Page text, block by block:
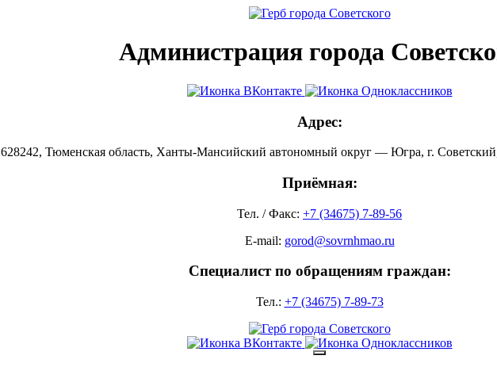
Администрация города
Адрес:
628242, Тюменская область, Ханты-Мансийский автономный округ — Югра, г.
Приёмная:
Тел. / Факс: +7 (34675) 7-89-56
E-mail: gorod@sovrnhmao.ru
Специалист по обращениям граждан:
Тел.: +7 (34675) 7-89-73